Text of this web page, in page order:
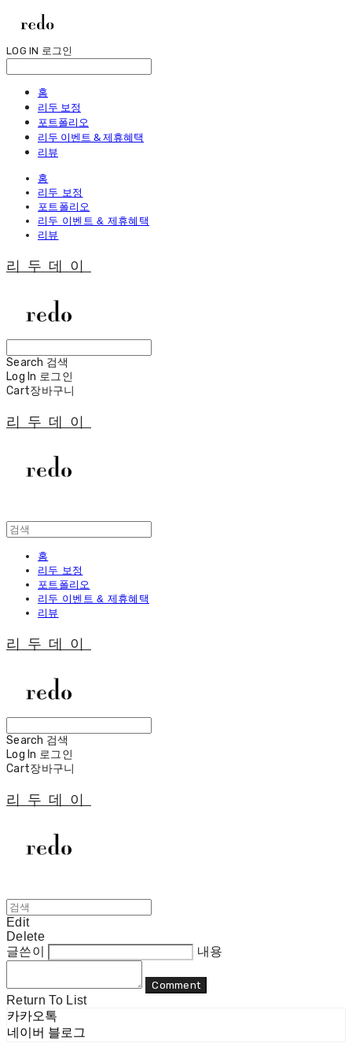
LOG IN 로그인
홈
리두 보정
포트폴리오
리두 이벤트 & 제휴혜택
리뷰
홈
리두 보정
포트폴리오
리두 이벤트 & 제휴혜택
리뷰
리두데이
Search 검색
Log In 로그인
Cart장바구니
리두데이
홈
리두 보정
포트폴리오
리두 이벤트 & 제휴혜택
리뷰
리두데이
Search 검색
Log In 로그인
Cart장바구니
리두데이
Edit
Delete
글쓴이
내용
Comment
Return To List
카카오톡
네이버 블로그